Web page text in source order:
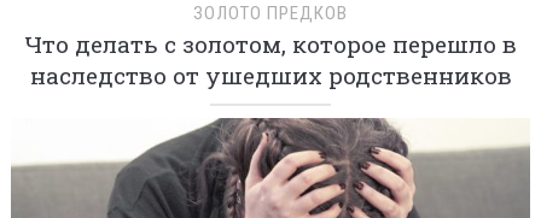
ЗОЛОТО ПРЕДКОВ
Что делать с золотом, которое перешло в
наследство от ушедших родственников